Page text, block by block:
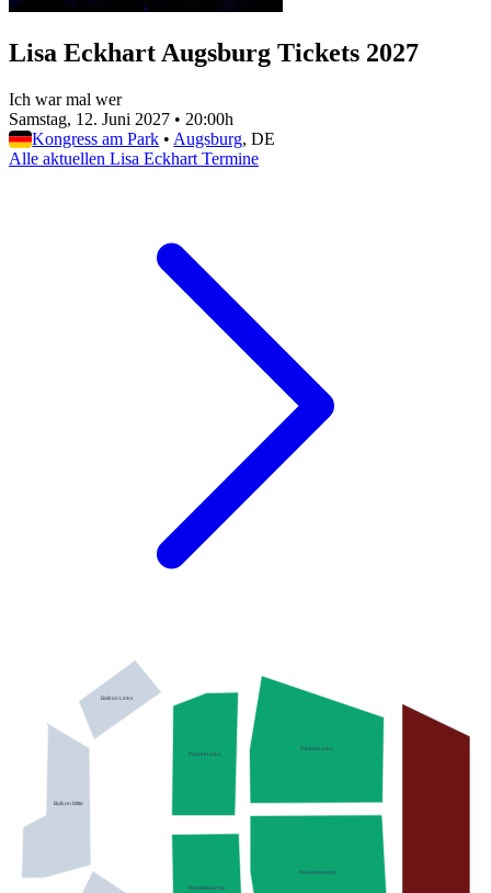
Lisa Eckhart Augsburg Tickets 2027
Ich war mal wer
Samstag, 12. Juni 2027 • 20:00h
Kongress am Park • Augsburg, DE
Alle aktuellen Lisa Eckhart Termine
Balkon Links
Balkon Mitte
Parkett Links
Parkett Rechts
Parkett Links
Parkett Rechts